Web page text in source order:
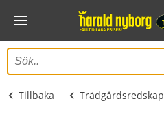
Tillbaka Trädgårdsredskap